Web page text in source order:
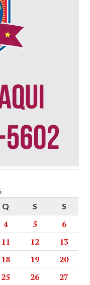
Q S S
4 5
6
11 12
13
18 19
20
25 26 27